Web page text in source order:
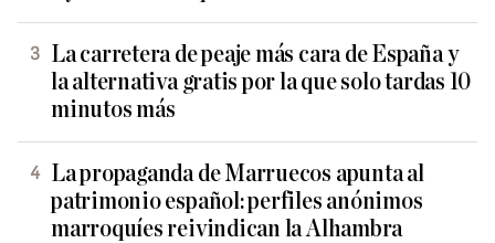
La carretera de peaje más cara de España y
la alternativa gratis por la que solo tardas 10
minutos más
La propaganda de Marruecos apunta al
patrimonio español: perfiles anónimos
marroquíes reivindican la Alhambra